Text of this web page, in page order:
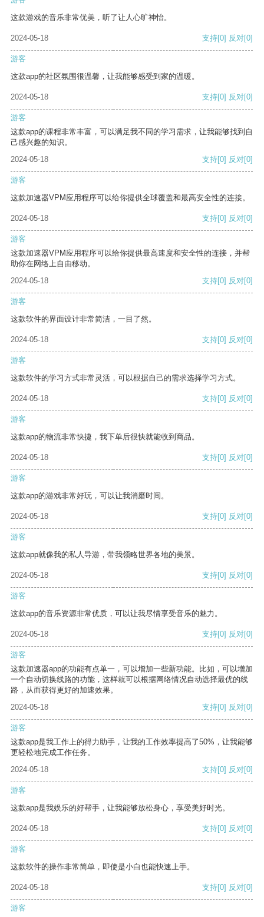
这款游戏的音乐非常优美，听了让人心旷神怡。
2024-05-18 支持[0] 反对[0]
游客
这款app的社区氛围很温馨，让我能够感受到家的温暖。
2024-05-18 支持[0] 反对[0]
游客
这款app的课程非常丰富，可以满足我不同的学习需求，让我能够找到自
己感兴趣的知识。
2024-05-18
支持[0] 反对[0]
游客
这款加速器VPM应用程序可以给你提供全球覆盖和最高安全性的连接。
2024-05-18 支持[0] 反对[0]
游客
这款加速器VPM应用程序可以给你提供最高速度和安全性的连接，并帮
助你在网络上自由移动。
2024-05-18
支持[0] 反对[0]
游客
这款软件的界面设计非常简洁，一目了然。
2024-05-18 支持[0] 反对[0]
游客
这款软件的学习方式非常灵活，可以根据自己的需求选择学习方式。
2024-05-18 支持[0] 反对[0]
游客
这款app的物流非常快捷，我下单后很快就能收到商品。
2024-05-18 支持[0] 反对[0]
游客
这款app的游戏非常好玩，可以让我消磨时间。
2024-05-18 支持[0] 反对[0]
游客
这款app就像我的私人导游，带我领略世界各地的美景。
2024-05-18 支持[0] 反对[0]
游客
这款app的音乐资源非常优质，可以让我尽情享受音乐的魅力。
2024-05-18 支持[0] 反对[0]
游客
这款加速器app的功能有点单一，可以增加一些新功能。比如，可以增加
一个自动切换线路的功能，这样就可以根据网络情况自动选择最优的线
路，从而获得更好的加速效果。
2024-05-18
支持[0] 反对[0]
游客
这款app是我工作上的得力助手，让我的工作效率提高了50%，让我能够
更轻松地完成工作任务。
2024-05-18
支持[0] 反对[0]
游客
这款app是我娱乐的好帮手，让我能够放松身心，享受美好时光。
2024-05-18 支持[0] 反对[0]
游客
这款软件的操作非常简单，即使是小白也能快速上手。
2024-05-18 支持[0] 反对[0]
游客